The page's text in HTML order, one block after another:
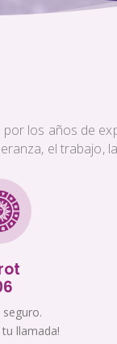
los años de
el trabajo,
seguro.
tu llamada!